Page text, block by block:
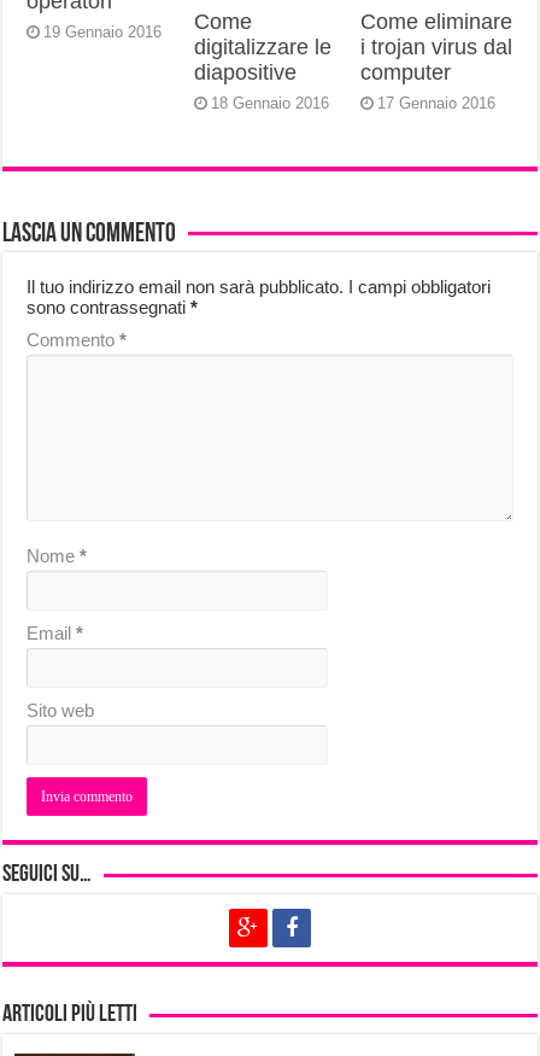
19 Gennaio 2016
Come
digitalizzare le
diapositive
18 Gennaio 2016
Come eliminare
i trojan virus dal
computer
17 Gennaio 2016
Lascia un commento
Il tuo indirizzo email non sarà pubblicato. I campi obbligatori
sono contrassegnati*
Commento*
Nome*
Email*
Sito web
Seguici su…
Articoli più letti